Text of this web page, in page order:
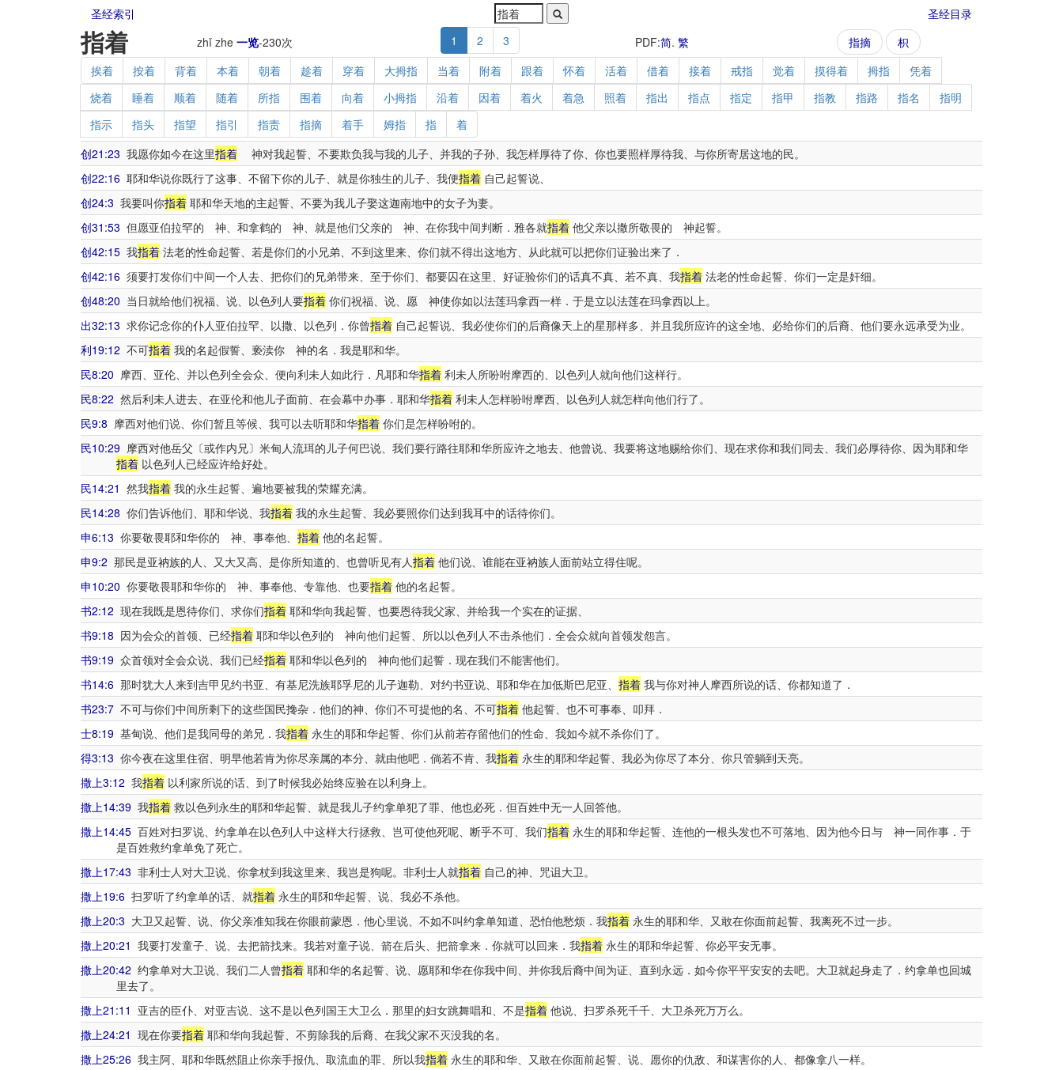
圣经索引 圣经目录
指着 zhǐ zhe 一览-230次 1 2 3 PDF:简. 繁 指摘
枳
挨着
按着 背着 本着 朝着 趁着 穿着 大拇指 当着 附着 跟着 怀着 活着 借着 接着 戒指 觉着 摸得着 拇指
凭着
烧着
睡着 顺着 随着 所指 围着 向着 小拇指 沿着 因着 着火 着急 照着 指出 指点 指定 指甲 指教 指路 指名
指明
指示
指头 指望 指引 指责 指摘 着手 姆指 指
着
创21:23 我愿你如今在这里指着 神对我起誓、不要欺负我与我的儿子、并我的子孙、我怎样厚待了你、你也要照样厚待我、与你所寄居这地的民。
创22:16 耶和华说你既行了这事、不留下你的儿子、就是你独生的儿子、我便指着 自己起誓说、
创24:3 我要叫你指着 耶和华天地的主起誓、不要为我儿子娶这迦南地中的女子为妻。
创31:53 但愿亚伯拉罕的 神、和拿鹤的 神、就是他们父亲的 神、在你我中间判断．雅各就指着 他父亲以撒所敬畏的 神起誓。
创42:15 我指着 法老的性命起誓、若是你们的小兄弟、不到这里来、你们就不得出这地方、从此就可以把你们证验出来了．
创42:16 须要打发你们中间一个人去、把你们的兄弟带来、至于你们、都要囚在这里、好证验你们的话真不真、若不真、我指着 法老的性命起誓、你们一定是奸细。
创48:20 当日就给他们祝福、说、以色列人要指着 你们祝福、说、愿 神使你如以法莲玛拿西一样．于是立以法莲在玛拿西以上。
出32:13 求你记念你的仆人亚伯拉罕、以撒、以色列．你曾指着 自己起誓说、我必使你们的后裔像天上的星那样多、并且我所应许的这全地、必给你们的后裔、他们要永远承受为业。
利19:12 不可指着 我的名起假誓、亵渎你 神的名．我是耶和华。
民8:20 摩西、亚伦、并以色列全会众、便向利未人如此行．凡耶和华指着 利未人所吩咐摩西的、以色列人就向他们这样行。
民8:22 然后利未人进去、在亚伦和他儿子面前、在会幕中办事．耶和华指着 利未人怎样吩咐摩西、以色列人就怎样向他们行了。
民9:8 摩西对他们说、你们暂且等候、我可以去听耶和华指着 你们是怎样吩咐的。
民10:29 摩西对他岳父〔或作内兄〕米甸人流珥的儿子何巴说、我们要行路往耶和华所应许之地去、他曾说、我要将这地赐给你们、现在求你和我们同去、我们必厚待你、因为耶和华
指着以色列人已经应许给好处。
民14:21 然我指着 我的永生起誓、遍地要被我的荣耀充满。
民14:28 你们告诉他们、耶和华说、我指着 我的永生起誓、我必要照你们达到我耳中的话待你们。
申6:13 你要敬畏耶和华你的 神、事奉他、 指着 他的名起誓。
申9:2 那民是亚衲族的人、又大又高、是你所知道的、也曾听见有人指着 他们说、谁能在亚衲族人面前站立得住呢。
申10:20 你要敬畏耶和华你的 神、事奉他、专靠他、也要指着 他的名起誓。
书2:12 现在我既是恩待你们、求你们指着 耶和华向我起誓、也要恩待我父家、并给我一个实在的证据、
书9:18 因为会众的首领、已经指着 耶和华以色列的 神向他们起誓、所以以色列人不击杀他们．全会众就向首领发怨言。
书9:19 众首领对全会众说、我们已经指着 耶和华以色列的 神向他们起誓．现在我们不能害他们。
书14:6 那时犹大人来到吉甲见约书亚、有基尼洗族耶孚尼的儿子迦勒、对约书亚说、耶和华在加低斯巴尼亚、 指着 我与你对神人摩西所说的话、你都知道了．
书23:7 不可与你们中间所剩下的这些国民搀杂．他们的神、你们不可提他的名、不可指着 他起誓、也不可事奉、叩拜．
士8:19 基甸说、他们是我同母的弟兄．我指着 永生的耶和华起誓、你们从前若存留他们的性命、我如今就不杀你们了。
得3:13 你今夜在这里住宿、明早他若肯为你尽亲属的本分、就由他吧．倘若不肯、我指着 永生的耶和华起誓、我必为你尽了本分、你只管躺到天亮。
撒上3:12 我指着 以利家所说的话、到了时候我必始终应验在以利身上。
撒上14:39 我指着 救以色列永生的耶和华起誓、就是我儿子约拿单犯了罪、他也必死．但百姓中无一人回答他。
撒上14:45 百姓对扫罗说、约拿单在以色列人中这样大行拯救、岂可使他死呢、断乎不可、我们指着 永生的耶和华起誓、连他的一根头发也不可落地、因为他今日与 神一同作事．于
是百姓救约拿单免了死亡。
撒上17:43 非利士人对大卫说、你拿杖到我这里来、我岂是狗呢。非利士人就指着 自己的神、咒诅大卫。
撒上19:6 扫罗听了约拿单的话、就指着 永生的耶和华起誓、说、我必不杀他。
撒上20:3 大卫又起誓、说、你父亲准知我在你眼前蒙恩．他心里说、不如不叫约拿单知道、恐怕他愁烦．我指着 永生的耶和华、又敢在你面前起誓、我离死不过一步。
撒上20:21 我要打发童子、说、去把箭找来。我若对童子说、箭在后头、把箭拿来．你就可以回来．我指着 永生的耶和华起誓、你必平安无事。
撒上20:42 约拿单对大卫说、我们二人曾指着 耶和华的名起誓、说、愿耶和华在你我中间、并你我后裔中间为证、直到永远．如今你平平安安的去吧。大卫就起身走了．约拿单也回城
里去了。
撒上21:11 亚吉的臣仆、对亚吉说、这不是以色列国王大卫么．那里的妇女跳舞唱和、不是指着 他说、扫罗杀死千千、大卫杀死万万么。
撒上24:21 现在你要指着 耶和华向我起誓、不剪除我的后裔、在我父家不灭没我的名。
撒上25:26 我主阿、耶和华既然阻止你亲手报仇、取流血的罪、所以我指着 永生的耶和华、又敢在你面前起誓、说、愿你的仇敌、和谋害你的人、都像拿八一样。